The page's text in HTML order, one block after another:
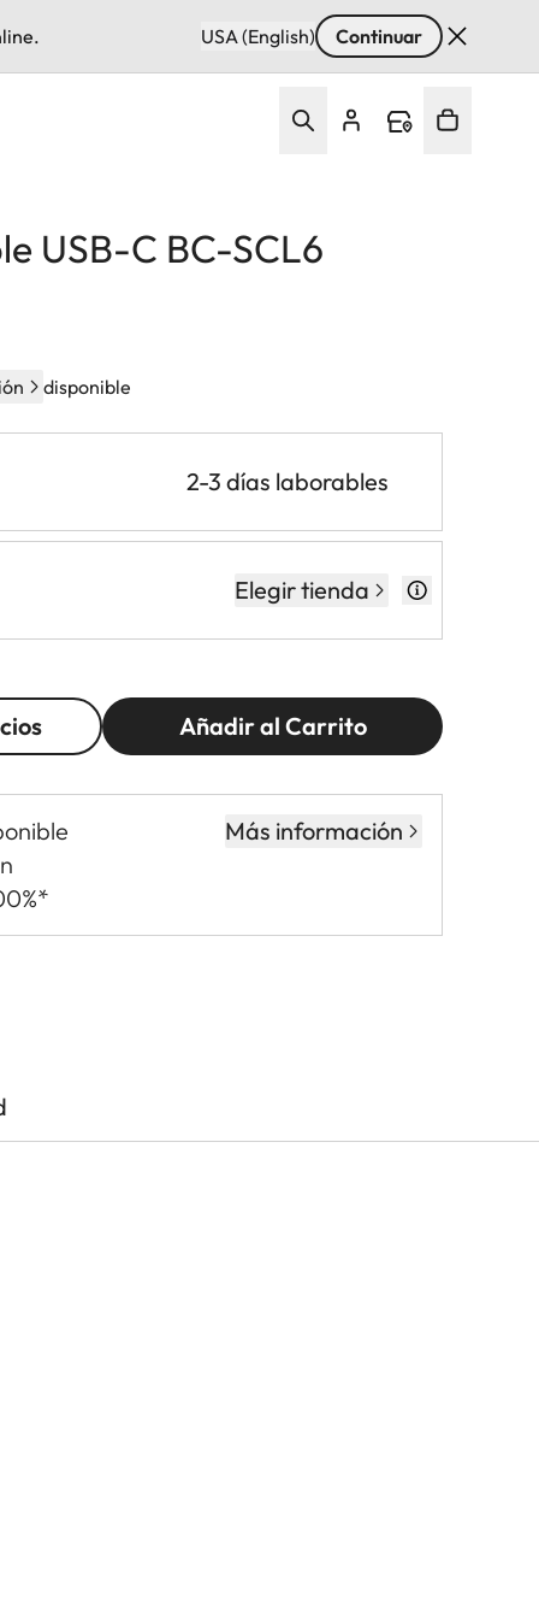
USA (English) Continuar
USB-C BC-SCL6
disponible
2-3 días laborables
Elegir tienda
Añadir al Carrito
Más información